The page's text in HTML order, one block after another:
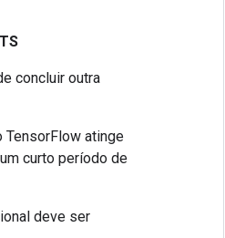
concluir outra
TensorFlow atinge
curto período de
deve ser